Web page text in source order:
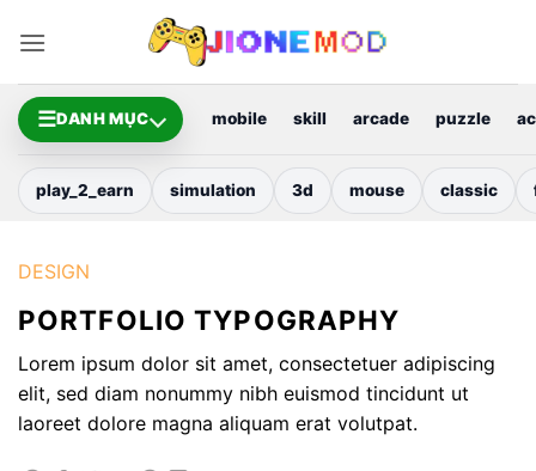
qua
dung
☰DANH MỤC mobile skill arcade puzzle
play_2_earn simulation 3d mouse classic
DESIGN
PORTFOLIO TYPOGRAPHY
Lorem ipsum dolor sit amet, consectetuer adipiscing
elit, sed diam nonummy nibh euismod tincidunt ut
laoreet dolore magna aliquam erat volutpat.